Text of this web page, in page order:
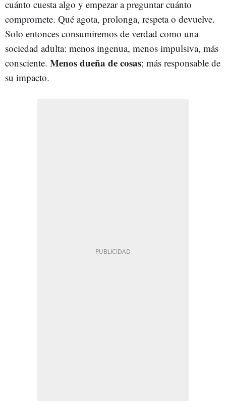
cuánto cuesta algo y empezar a preguntar cuánto
compromete. Qué agota, prolonga, respeta o devuelve.
Solo entonces consumiremos de verdad como una
sociedad adulta: menos ingenua, menos impulsiva, más
consciente. Menos dueña de cosas; más responsable de
su impacto.